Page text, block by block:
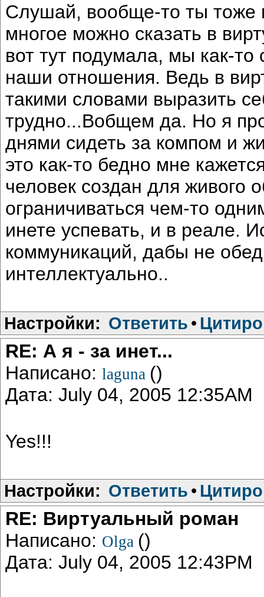
Слушай, вообще-то ты тоже
многое можно сказать в
вот тут подумала, мы как-
наши отношения. Ведь в
такими словами выразить
трудно...Вобщем да. Но я
днями сидеть за компом и
это как-то бедно мне
человек создан для
ограничиваться чем-то
инете успевать, и в реале.
коммуникаций, дабы не
интеллектуально..
Настройки: Ответить •
RE: А я - за инет...
Написано: laguna ()
Дата: July 04, 2005 12:35AM
Yes!!!
Настройки: Ответить •
RE: Виртуальный роман
Написано: Olga ()
Дата: July 04, 2005 12:43PM